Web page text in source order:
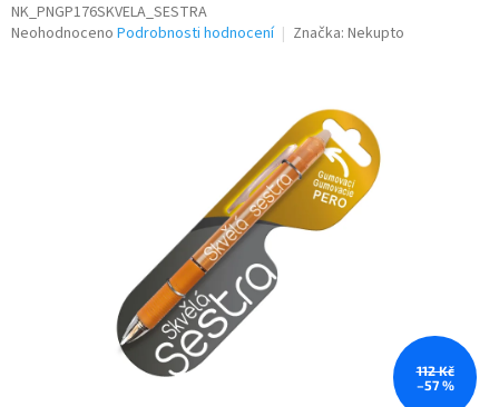
NK_PNGP176SKVELA_SESTRA
Průměrné
Neohodnoceno Podrobnosti hodnocení Značka: Nekupto
112 Kč
–57 %